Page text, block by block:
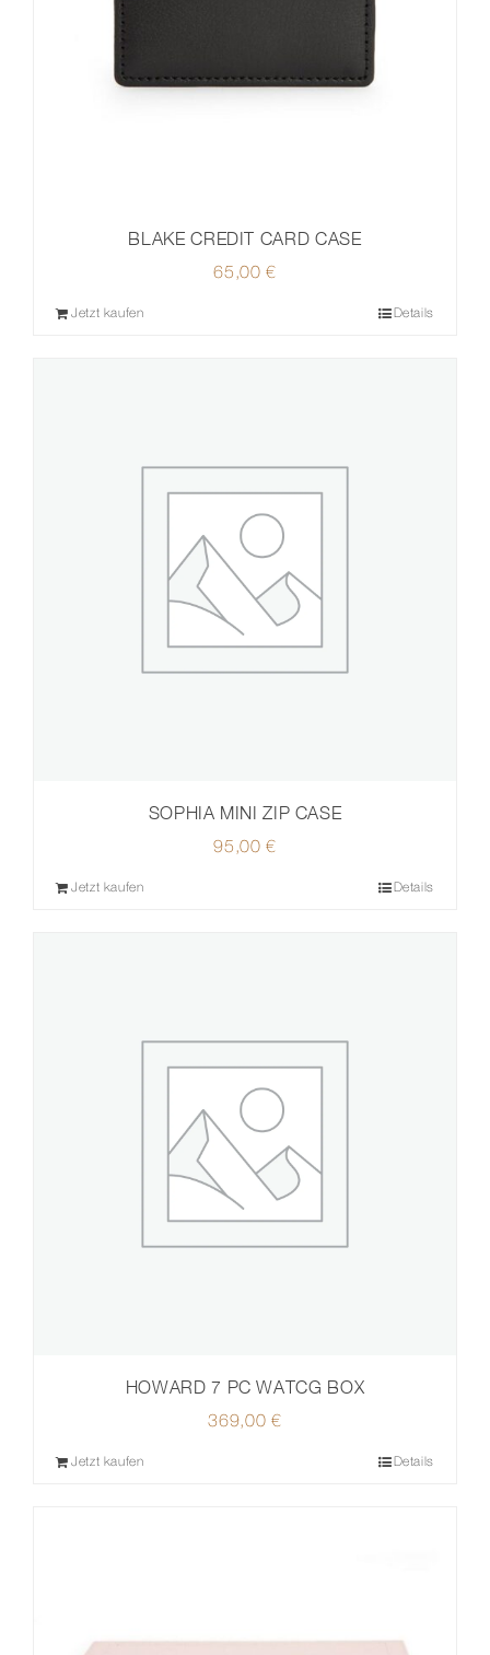
BLAKE CREDIT CARD CASE
65,00€
Jetzt kaufen Details
SOPHIA MINI ZIP CASE
95,00€
Jetzt kaufen Details
HOWARD 7 PC WATCG BOX
369,00 €
Jetzt kaufen Details